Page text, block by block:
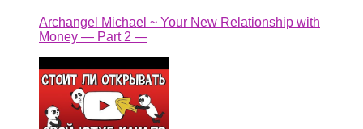
Archangel Michael ~ Your New Relationship with
Money — Part 2 —